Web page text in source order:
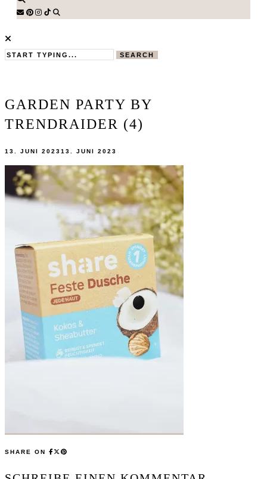
SEARCH
GARDEN PARTY BY
TRENDRAIDER (4)
13. JUNI 202313. JUNI 2023
SHARE ON